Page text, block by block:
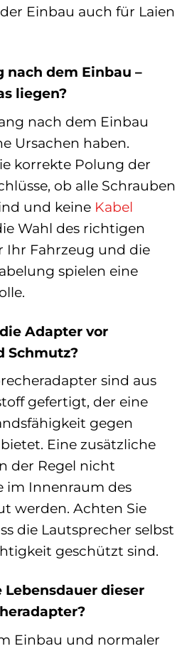
Einbau auch für Laien
nach dem Einbau –
liegen?
nach dem Einbau
Ursachen haben.
korrekte Polung der
ob alle Schrauben
und keine Kabel
Wahl des richtigen
Ihr Fahrzeug und die
spielen eine
Adapter vor
Schmutz?
sind aus
gefertigt, der eine
gegen
Eine zusätzliche
der Regel nicht
im Innenraum des
werden. Achten Sie
die Lautsprecher selbst
geschützt sind.
dieser
Einbau und normaler